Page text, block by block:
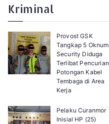
:Kriminal
Provost GSK
Tangkap 5 Oknum
Security Diduga
Terlibat Pencurian
Potongan Kabel
Tembaga di Area
Kerja
Pelaku Curanmor
Inisial HP (25)